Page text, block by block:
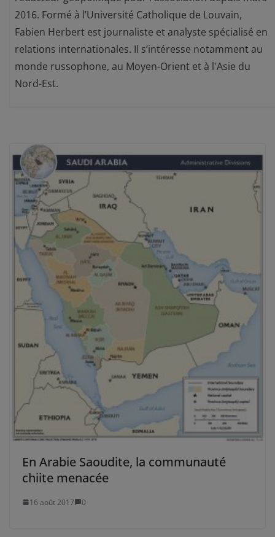
2016. Formé à l’Université Catholique de Louvain,
Fabien Herbert est journaliste et analyste spécialisé en
relations internationales. Il s’intéresse notamment au
monde russophone, au Moyen-Orient et à l'Asie du
Nord-Est.
En Arabie Saoudite, la communauté
chiite menacée
16 août 2017 0